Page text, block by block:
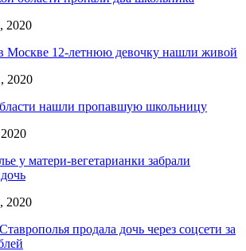
2020
12-летнюю девочку нашли живой
2020
нашли пропавшую школьницу
у матери-вегетарианки забрали
2020
продала дочь через соцсети за